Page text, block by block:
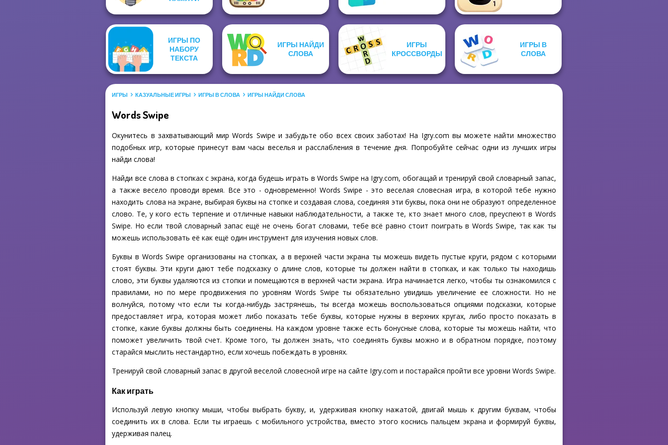
ИГРЫ ПО
НАБОРУ
ТЕКСТА
ИГРЫ НАЙДИ
СЛОВА
ИГРЫ
КРОССВОРДЫ
ИГРЫ В
СЛОВА
ИГРЫ КАЗУАЛЬНЫЕ ИГРЫ ИГРЫ В СЛОВА ИГРЫ НАЙДИ СЛОВА
Words Swipe
Окунитесь в захватывающий мир Words Swipe и забудьте обо всех своих заботах! На Igry.com вы можете найти множество
подобных игр, которые принесут вам часы веселья и расслабления в течение дня. Попробуйте сейчас одни из лучших игры
найди слова!
Найди все слова в стопках с экрана, когда будешь играть в Words Swipe на Igry.com, обогащай и тренируй свой словарный запас,
а также весело проводи время. Все это - одновременно! Words Swipe - это веселая словесная игра, в которой тебе нужно
находить слова на экране, выбирая буквы на стопке и создавая слова, соединяя эти буквы, пока они не образуют определенное
слово. Те, у кого есть терпение и отличные навыки наблюдательности, а также те, кто знает много слов, преуспеют в Words
Swipe. Но если твой словарный запас ещё не очень богат словами, тебе всё равно стоит поиграть в Words Swipe, так как ты
можешь использовать её как ещё один инструмент для изучения новых слов.
Буквы в Words Swipe организованы на стопках, а в верхней части экрана ты можешь видеть пустые круги, рядом с которыми
стоят буквы. Эти круги дают тебе подсказку о длине слов, которые ты должен найти в стопках, и как только ты находишь
слово, эти буквы удаляются из стопки и помещаются в верхней части экрана. Игра начинается легко, чтобы ты ознакомился с
правилами, но по мере продвижения по уровням Words Swipe ты обязательно увидишь увеличение ее сложности. Но не
волнуйся, потому что если ты когда-нибудь застрянешь, ты всегда можешь воспользоваться опциями подсказки, которые
предоставляет игра, которая может либо показать тебе буквы, которые нужны в верхних кругах, либо просто показать в
стопке, какие буквы должны быть соединены. На каждом уровне также есть бонусные слова, которые ты можешь найти, что
поможет увеличить твой счет. Кроме того, ты должен знать, что соединять буквы можно и в обратном порядке, поэтому
старайся мыслить нестандартно, если хочешь побеждать в уровнях.
Тренируй свой словарный запас в другой веселой словесной игре на сайте Igry.com и постарайся пройти все уровни Words Swipe.
Как играть
Используй левую кнопку мыши, чтобы выбрать букву, и, удерживая кнопку нажатой, двигай мышь к другим буквам, чтобы
соединить их в слова. Если ты играешь с мобильного устройства, вместо этого коснись пальцем экрана и формируй буквы,
удерживая палец.